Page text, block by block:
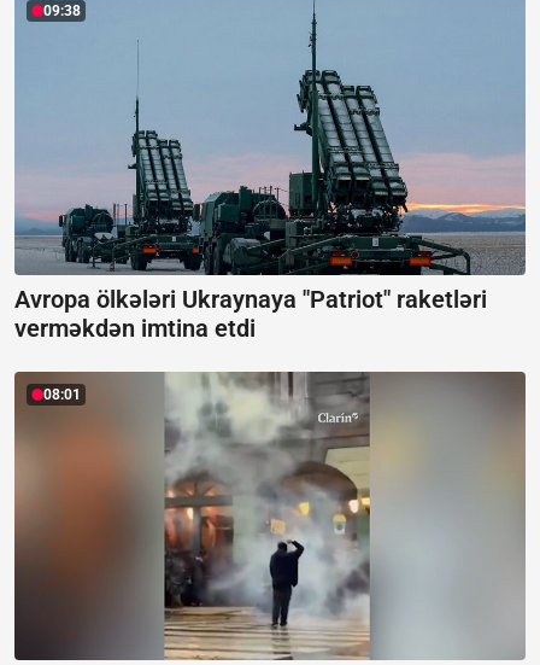
09:38
Avropa ölkələri Ukraynaya "Patriot" raketləri
verməkdən imtina etdi
08:01